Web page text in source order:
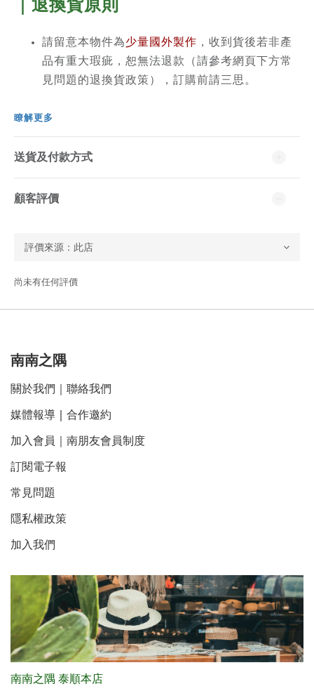
請留意本物件為少量國外製作 ，收到貨後若非產
品有重大瑕疵，恕無法退款（請參考網頁下方常
見問題的退換貨政策），訂購前請三思。
瞭解更多
送貨及付款方式
顧客評價
尚未有任何評價
南南之隅
關於我們 聯絡我們
媒體報導 合作邀約
加入會員｜南朋友會員制度
訂閱電子報
常見問題
隱私權政策
加入我們
南南之隅 泰順本店